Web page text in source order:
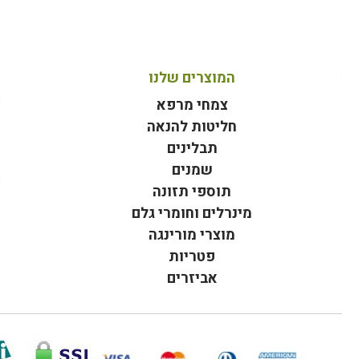
המוצרים שלנו
צמחי מרפא
חליטות להנאה
תבלינים
שמנים
תוספי תזונה
מינרלים וחומרי גלם
מוצרי מורינגה
פטריות
אביזרים